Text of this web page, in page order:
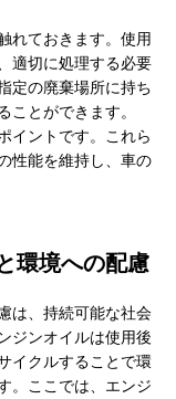
れておきます。使用
適切に処理する必要
定の廃棄場所に持ち
ことができます。
イントです。これら
性能を維持し、車の
環境への配慮
は、持続可能な社会
ジンオイルは使用後
イクルすることで環
。ここでは、エンジ